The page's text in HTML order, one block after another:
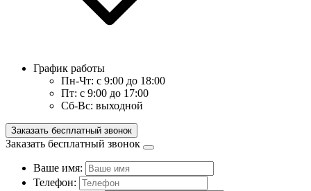
График работы
Пн-Чт: с 9:00 до 18:00
Пт: с 9:00 до 17:00
Сб-Вс: выходной
Заказать бесплатный звонок
Заказать бесплатный звонок
Ваше имя:
Телефон: